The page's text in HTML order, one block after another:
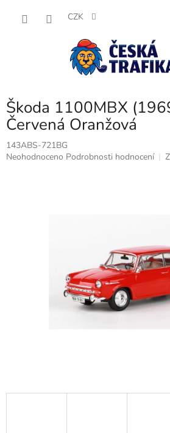
CZK
Škoda 1100MBX
Červená Oranžová
143ABS-721BG
Průměrné
Neohodnoceno Podrobnosti hodnocení